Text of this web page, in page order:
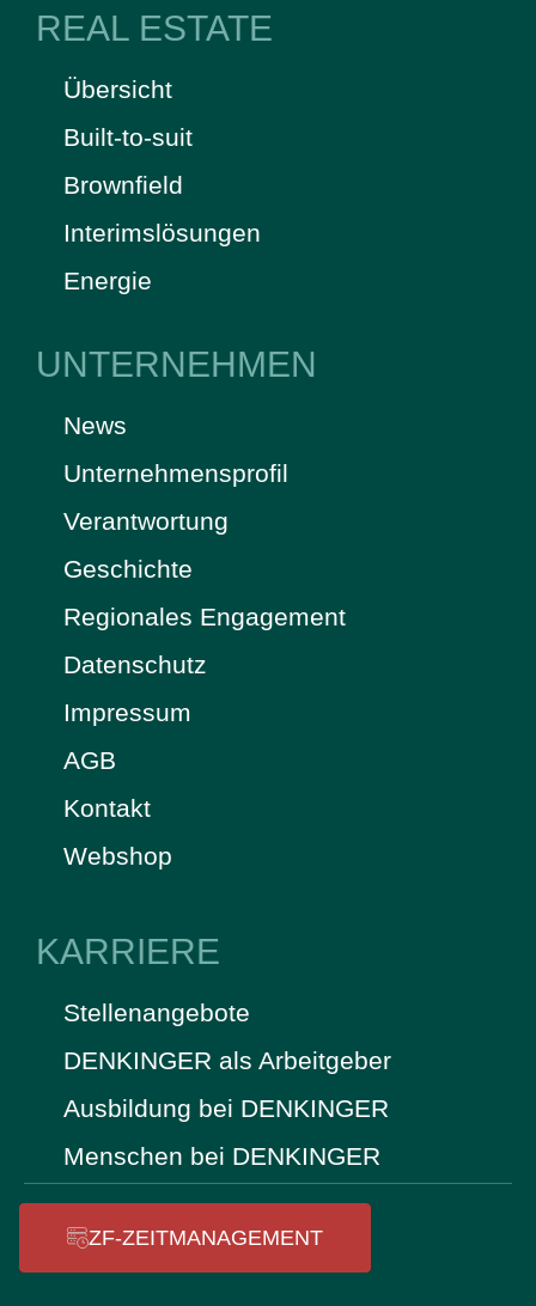
REAL ESTATE
Übersicht
Built-to-suit
Brownfield
Interimslösungen
Energie
UNTERNEHMEN
News
Unternehmensprofil
Verantwortung
Geschichte
Regionales Engagement
Datenschutz
Impressum
AGB
Kontakt
Webshop
KARRIERE
Stellenangebote
DENKINGER als Arbeitgeber
Ausbildung bei DENKINGER
Menschen bei DENKINGER
ZF-ZEITMANAGEMENT